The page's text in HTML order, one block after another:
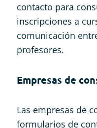
contacto para
inscripciones a
comunicación
profesores.
Empresas de
Las empresas de
formularios de